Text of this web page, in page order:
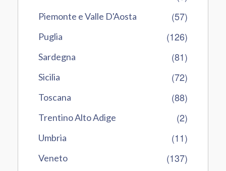
Piemonte e Valle D'Aosta (57)
Puglia (126)
Sardegna (81)
Sicilia (72)
Toscana (88)
Trentino Alto Adige (2)
Umbria (11)
Veneto (137)